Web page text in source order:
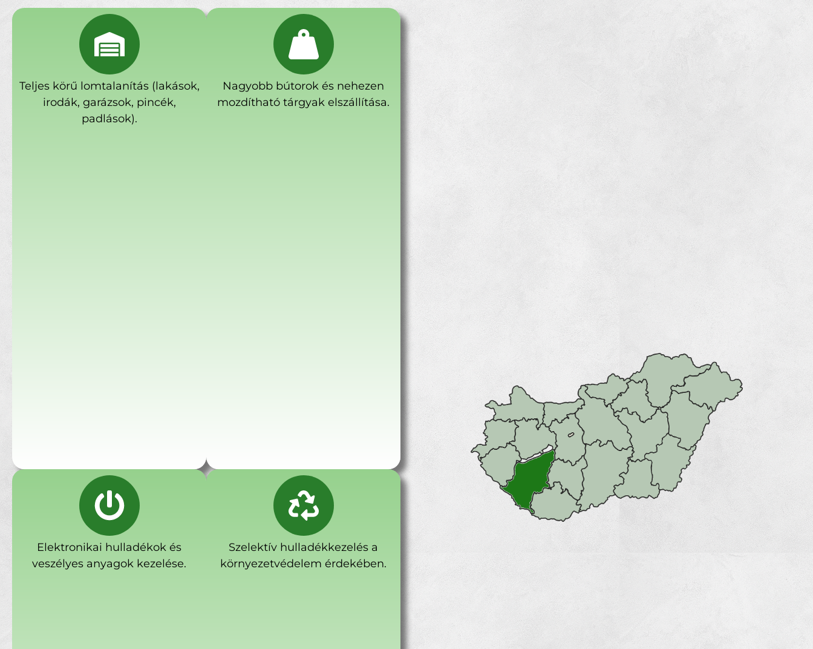
Teljes körű lomtalanítás (lakások,
irodák, garázsok, pincék,
padlások).
Nagyobb bútorok és nehezen
mozdítható tárgyak elszállítása.
Elektronikai hulladékok és
veszélyes anyagok kezelése.
Szelektív hulladékkezelés a
környezetvédelem érdekében.